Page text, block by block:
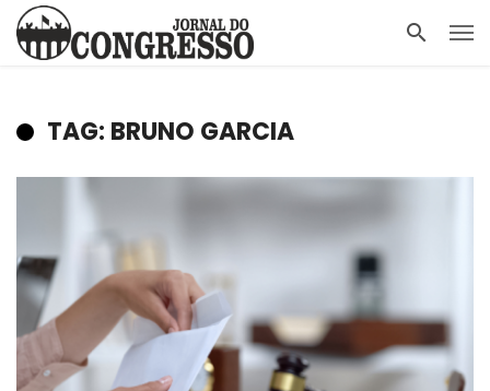
TAG: BRUNO GARCIA